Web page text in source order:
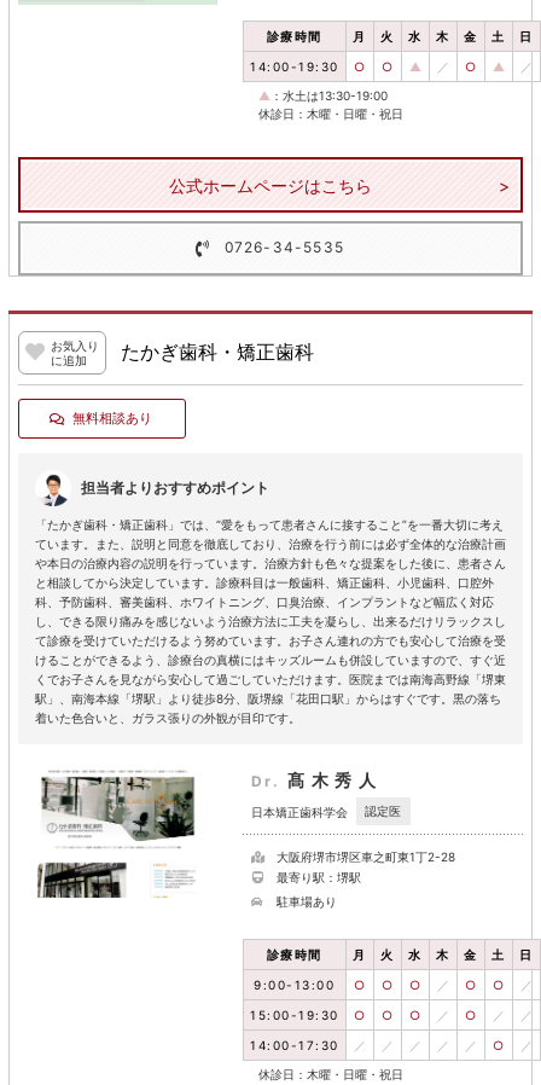
診療時間 月 火 水 木 金 土 日
14:00-19:30 ○ ○ ▲ ／ ○ ▲ ／
▲ ：水土は13:30-19:00
休診日：木曜・日曜・祝日
公式ホームページはこちら
0726-34-5535
お気入り
に追加
たかぎ歯科・矯正歯科
無料相談あり
担当者よりおすすめポイント
「たかぎ歯科・矯正歯科」では、“愛をもって患者さんに接すること”を一番大切に考え
ています。また、説明と同意を徹底しており、治療を行う前には必ず全体的な治療計画
や本日の治療内容の説明を行っています。治療方針も色々な提案をした後に、患者さん
と相談してから決定しています。診療科目は一般歯科、矯正歯科、小児歯科、口腔外
科、予防歯科、審美歯科、ホワイトニング、口臭治療、インプラントなど幅広く対応
し、できる限り痛みを感じないよう治療方法に工夫を凝らし、出来るだけリラックスし
て診療を受けていただけるよう努めています。お子さん連れの方でも安心して治療を受
けることができるよう、診療台の真横にはキッズルームも併設していますので、すぐ近
くでお子さんを見ながら安心して過ごしていただけます。医院までは南海高野線「堺東
駅」、南海本線「堺駅」より徒歩8分、阪堺線「花田口駅」からはすぐです。黒の落ち
着いた色合いと、ガラス張りの外観が目印です。
Dr. 髙木秀人
日本矯正歯科学会 認定医
大阪府堺市堺区車之町東1丁2-28
最寄り駅：堺駅
駐車場あり
診療時間 月 火 水 木 金 土 日
9:00-13:00 ○ ○ ○ ／ ○ ○ ／
15:00-19:30 ○ ○ ○ ／ ○ ／ ／
14:00-17:30 ／ ／ ／ ／ ／ ○ ／
休診日：木曜・日曜・祝日